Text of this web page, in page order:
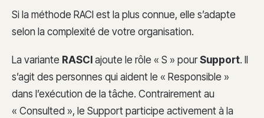
Si la méthode RACI est la plus connue, elle s’adapte
selon la complexité de votre organisation.
La variante RASCI ajoute le rôle « S » pourSupport. Il
s’agit des personnes qui aident le « Responsible »
dans l’exécution de la tâche. Contrairement au
« Consulted », le Support participe activement à la